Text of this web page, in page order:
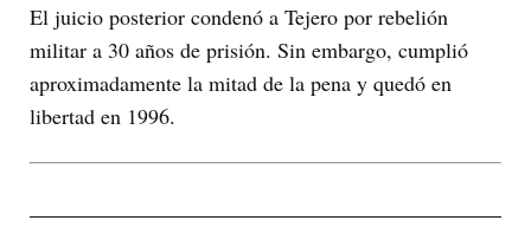
El juicio posterior condenó a Tejero por rebelión
militar a 30 años de prisión. Sin embargo, cumplió
aproximadamente la mitad de la pena y quedó en
libertad en 1996.